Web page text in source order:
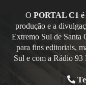
O PORTAL C1 é
produção e a
Extremo Sul de Santa
para fins editoriais,
Sul e com a Rádio 93